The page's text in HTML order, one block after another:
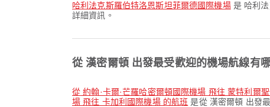
哈利法克斯羅伯特洛恩斯坦菲爾德國際機場是 哈利法
詳細資訊。
從 漢密爾頓 出發最受歡迎的機場航線有
從 約翰·卡爾·芒羅哈密爾頓國際機場 飛往 蒙特利爾
場 飛往 卡加利國際機場 的航班 是從 漢密爾頓 出發